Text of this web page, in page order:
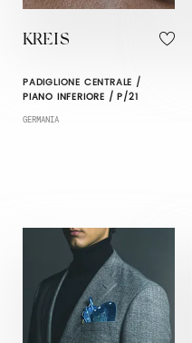
KREIS
PADIGLIONE CENTRALE /
PIANO INFERIORE / P/21
GERMANIA